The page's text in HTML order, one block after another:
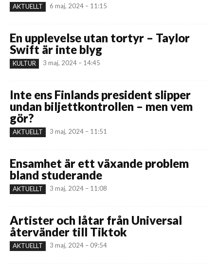
AKTUELLT 6 maj, 2024 – 11:15
En upplevelse utan tortyr – Taylor
Swift är inte blyg
KULTUR 3 maj, 2024 – 14:45
Inte ens Finlands president slipper
undan biljettkontrollen – men vem
gör?
AKTUELLT 3 maj, 2024 – 11:51
Ensamhet är ett växande problem
bland studerande
AKTUELLT 3 maj, 2024 – 11:08
Artister och låtar från Universal
återvänder till Tiktok
AKTUELLT 3 maj, 2024 – 09:54